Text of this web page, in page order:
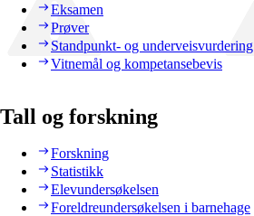
Eksamen
Prøver
Standpunkt- og underveisvurdering
Vitnemål og kompetansebevis
Tall og forskning
Forskning
Statistikk
Elevundersøkelsen
Foreldreundersøkelsen i barnehage